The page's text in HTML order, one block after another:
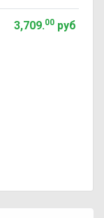
3,709.00руб